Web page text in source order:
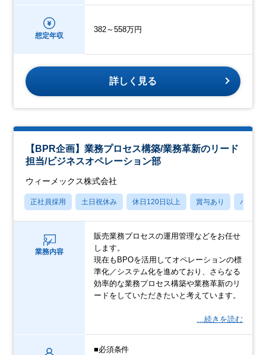
想定年収
382～558万円
詳しく見る
【BPR企画】業務プロセス構築/業務革新のリード
担当/ビジネスオペレーション部
ウィーメックス株式会社
正社員採用 土日祝休み 休日120日以上 賞与あり パパマ
業務内容
販売業務プロセスの運用管理などをお任せ
します。
現在もBPOを活用してオペレーションの標
準化／システム化を進めており、さらなる
効率的な業務プロセス構築や業務革新のリ
ードをしていただきたいと考えています。
…続きを読む
■必須条件